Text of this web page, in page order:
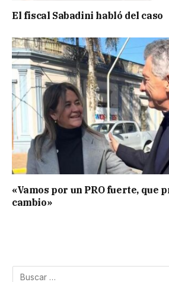
El fiscal Sabadini habló del caso
«Vamos por un PRO fuerte, que
cambio»